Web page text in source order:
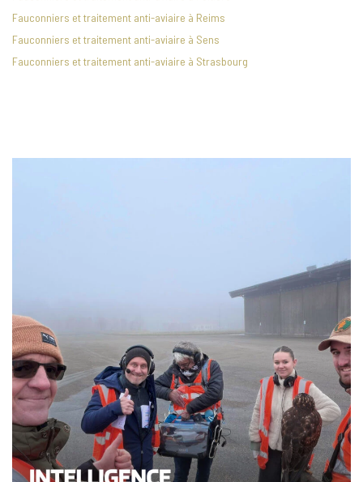
Fauconniers et traitement anti-aviaire à Reims
Fauconniers et traitement anti-aviaire à Sens
Fauconniers et traitement anti-aviaire à Strasbourg